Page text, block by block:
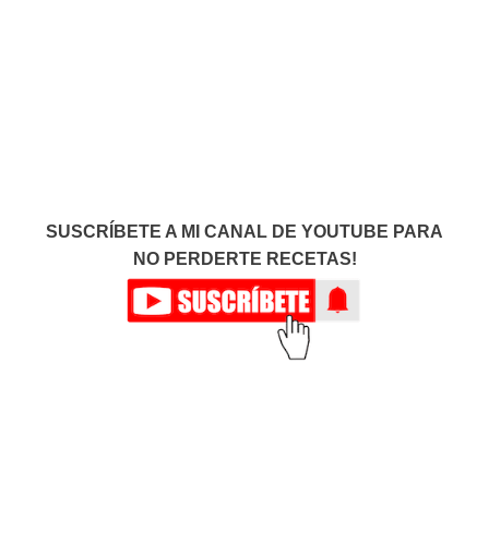
SUSCRÍBETE A MI CANAL DE YOUTUBE PARA
NO PERDERTE RECETAS!